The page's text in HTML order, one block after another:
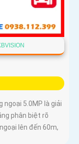
ngoại 5.0MP là giải
phân biệt rõ
lên đến 60m,